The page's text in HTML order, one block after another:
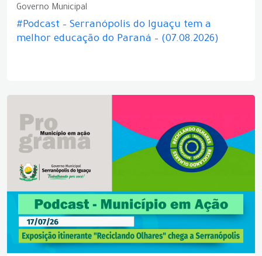
Governo Municipal
#Podcast – Serranópolis do Iguaçu tem a
melhor educação do Paraná – (07.08.2026)